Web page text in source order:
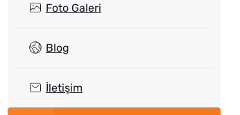
Foto Galeri
Blog
İletişim